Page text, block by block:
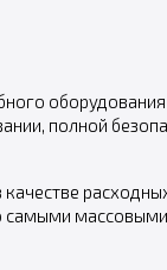
полной
качестве